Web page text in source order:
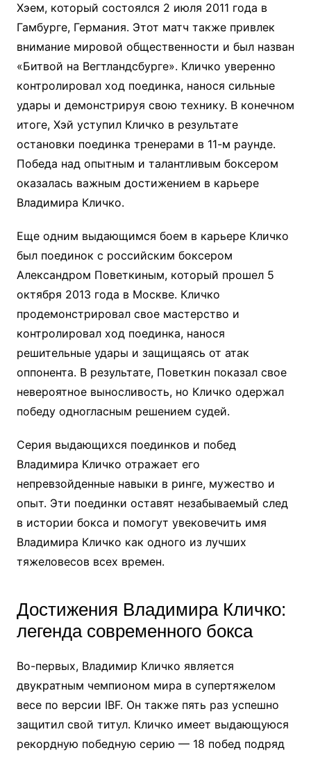
Хэем, который состоялся 2 июля 2011 года в
Гамбурге, Германия. Этот матч также привлек
внимание мировой общественности и был назван
«Битвой на Вегтландсбурге». Кличко уверенно
контролировал ход поединка, нанося сильные
удары и демонстрируя свою технику. В конечном
итоге, Хэй уступил Кличко в результате
остановки поединка тренерами в 11-м раунде.
Победа над опытным и талантливым боксером
оказалась важным достижением в карьере
Владимира Кличко.
Еще одним выдающимся боем в карьере Кличко
был поединок с российским боксером
Александром Поветкиным, который прошел 5
октября 2013 года в Москве. Кличко
продемонстрировал свое мастерство и
контролировал ход поединка, нанося
решительные удары и защищаясь от атак
оппонента. В результате, Поветкин показал свое
невероятное выносливость, но Кличко одержал
победу одногласным решением судей.
Серия выдающихся поединков и побед
Владимира Кличко отражает его
непревзойденные навыки в ринге, мужество и
опыт. Эти поединки оставят незабываемый след
в истории бокса и помогут увековечить имя
Владимира Кличко как одного из лучших
тяжеловесов всех времен.
Достижения Владимира Кличко:
легенда современного бокса
Во-первых, Владимир Кличко является
двукратным чемпионом мира в супертяжелом
весе по версии IBF. Он также пять раз успешно
защитил свой титул. Кличко имеет выдающуюся
рекордную победную серию — 18 побед подряд